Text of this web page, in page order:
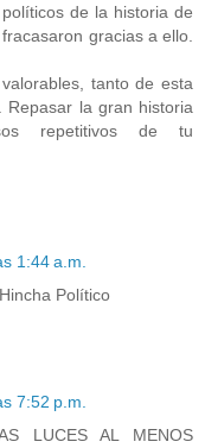
de la historia de
gracias a ello.
tanto de esta
Repasar la gran historia
repetitivos de tu
1:44 a.m.
Político
7:52 p.m.
LUCES AL MENOS